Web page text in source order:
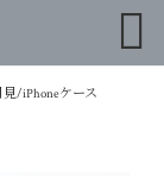

/iPhoneケース